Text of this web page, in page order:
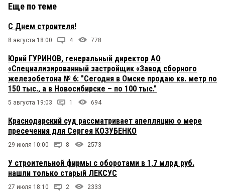
Еще по теме
С Днем строителя!
8 августа 18:00 4 778
Юрий ГУРИНОВ, генеральный директор АО
«Специализированный застройщик «Завод сборного
железобетона № 6: "Сегодня в Омске продаю кв. метр по
150 тыс., а в Новосибирске – по 100 тыс."
5 августа 19:03 1 694
Краснодарский суд рассматривает апелляцию о мере
пресечения для Сергея КОЗУБЕНКО
29 июля 10:00 8 2573
У строительной фирмы с оборотами в 1,7 млрд руб.
нашли только старый ЛЕКСУС
27 июля 18:10 2 2333